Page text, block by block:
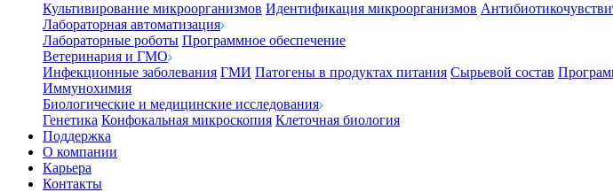
Культивирование микроорганизмов Идентификация микроорганизмов
Лабораторная автоматизация
Лабораторные роботы Программное обеспечение
Ветеринария и ГМО
Инфекционные заболевания ГМИ Патогены в продуктах питания Сырьевой состав
Иммунохимия
Биологические и медицинские исследования
Генетика Конфокальная микроскопия Клеточная биология
Поддержка
О компании
Карьера
Контакты